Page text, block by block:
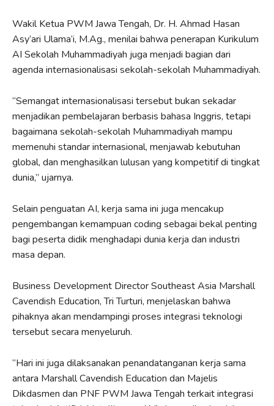
Wakil Ketua PWM Jawa Tengah, Dr. H. Ahmad Hasan
Asy’ari Ulama’i, M.Ag., menilai bahwa penerapan Kurikulum
AI Sekolah Muhammadiyah juga menjadi bagian dari
agenda internasionalisasi sekolah-sekolah Muhammadiyah.
“Semangat internasionalisasi tersebut bukan sekadar
menjadikan pembelajaran berbasis bahasa Inggris, tetapi
bagaimana sekolah-sekolah Muhammadiyah mampu
memenuhi standar internasional, menjawab kebutuhan
global, dan menghasilkan lulusan yang kompetitif di tingkat
dunia,” ujarnya.
Selain penguatan AI, kerja sama ini juga mencakup
pengembangan kemampuan coding sebagai bekal penting
bagi peserta didik menghadapi dunia kerja dan industri
masa depan.
Business Development Director Southeast Asia Marshall
Cavendish Education, Tri Turturi, menjelaskan bahwa
pihaknya akan mendampingi proses integrasi teknologi
tersebut secara menyeluruh.
“Hari ini juga dilaksanakan penandatanganan kerja sama
antara Marshall Cavendish Education dan Majelis
Dikdasmen dan PNF PWM Jawa Tengah terkait integrasi